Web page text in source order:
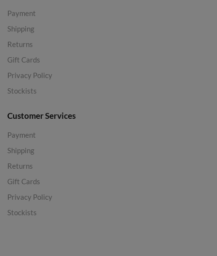
Payment
Shipping
Returns
Gift Cards
Privacy Policy
Stockists
Customer Services
Payment
Shipping
Returns
Gift Cards
Privacy Policy
Stockists